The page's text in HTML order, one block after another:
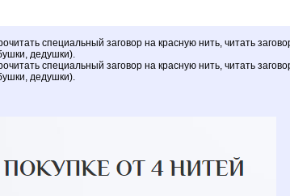
специальный заговор на красную нить, читать
дедушки).
специальный заговор на красную нить, читать
дедушки).